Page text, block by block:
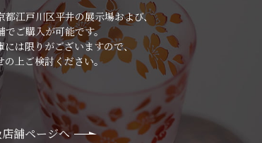
都江戸川区平井の展示場および、
でご購入が可能です。
には限りがございますので、
の上ご検討ください。
舗ページへ